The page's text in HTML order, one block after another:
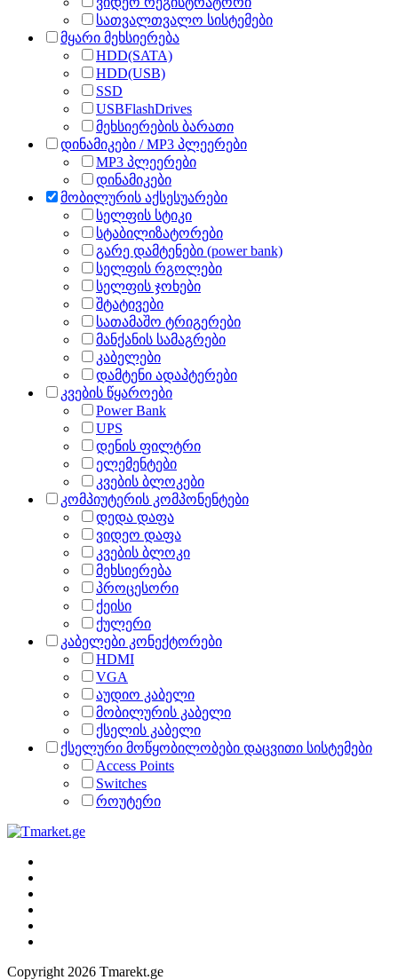
სათვალთვალო სისტემები
მყარი მეხსიერება
HDD(SATA)
HDD(USB)
SSD
USBFlashDrives
მეხსიერების ბარათი
დინამიკები / MP3 პლეერები
MP3 პლეერები
დინამიკები
მობილურის აქსესუარები
სელფის სტიკი
სტაბილიზატორები
გარე დამტენები (power bank)
სელფის რგოლები
სელფის ჯოხები
შტატივები
სათამაშო ტრიგერები
მანქანის სამაგრები
კაბელები
დამტენი ადაპტერები
კვების წყაროები
Power Bank
UPS
დენის ფილტრი
ელემენტები
კვების ბლოკები
კომპიუტერის კომპონენტები
დედა დაფა
ვიდეო დაფა
კვების ბლოკი
მეხსიერება
პროცესორი
ქეისი
ქულერი
კაბელები კონექტორები
HDMI
VGA
აუდიო კაბელი
მობილურის კაბელი
ქსელის კაბელი
ქსელური მოწყობილობები დაცვითი სისტემები
Access Points
Switches
როუტერი
Copyright 2026 Tmarekt.ge